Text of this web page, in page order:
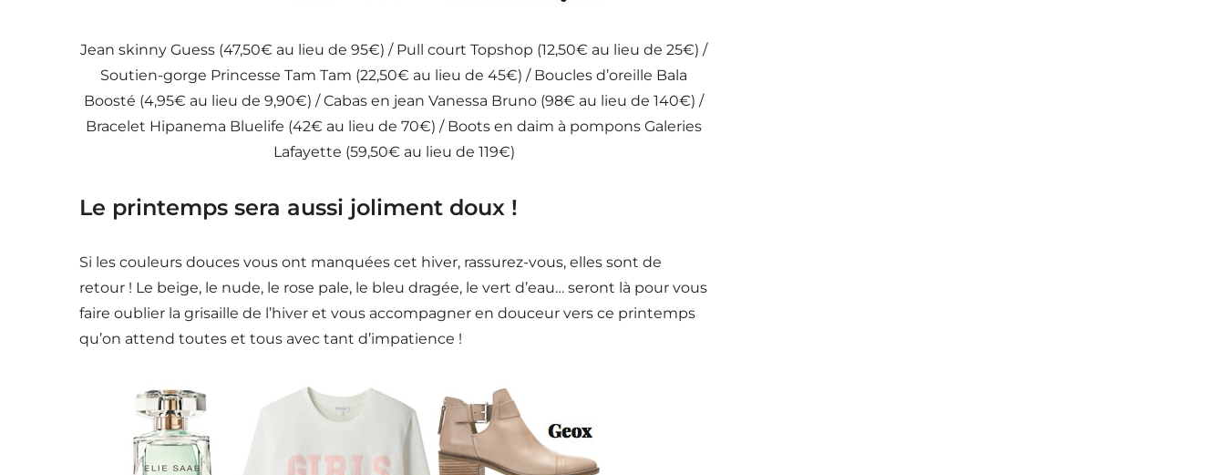
Jean skinny Guess (47,50€ au lieu de 95€) / Pull court Topshop (12,50€ au lieu de 25€) /
Soutien-gorge Princesse Tam Tam (22,50€ au lieu de 45€) / Boucles d’oreille Bala
Boosté (4,95€ au lieu de 9,90€) / Cabas en jean Vanessa Bruno (98€ au lieu de 140€) /
Bracelet Hipanema Bluelife (42€ au lieu de 70€) / Boots en daim à pompons Galeries
Lafayette (59,50€ au lieu de 119€)
Le printemps sera aussi joliment doux !
Si les couleurs douces vous ont manquées cet hiver, rassurez-vous, elles sont de
retour ! Le beige, le nude, le rose pale, le bleu dragée, le vert d’eau… seront là pour vous
faire oublier la grisaille de l’hiver et vous accompagner en douceur vers ce printemps
qu’on attend toutes et tous avec tant d’impatience !